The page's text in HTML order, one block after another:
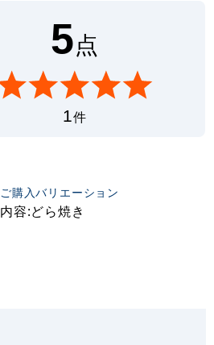
5点
1件
ご購入バリエーション
内容:どら焼き